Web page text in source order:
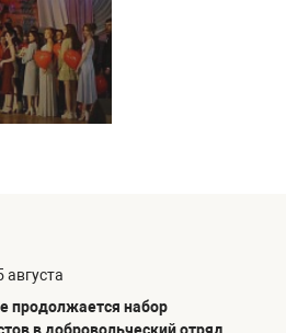
августа
продолжается набор